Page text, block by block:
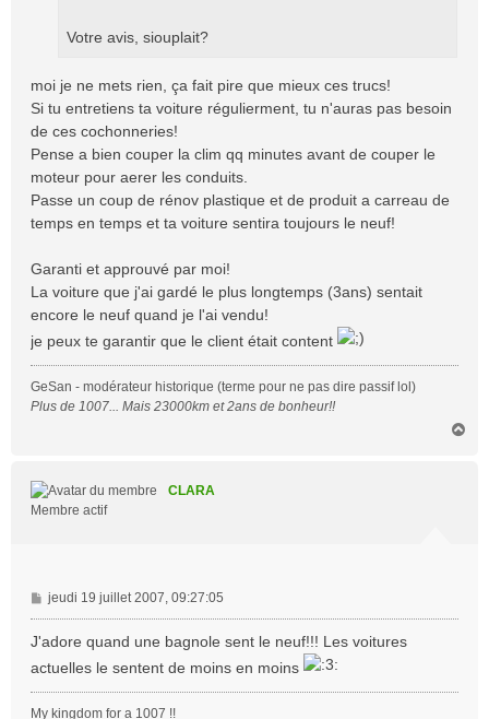
Votre avis, siouplait?
moi je ne mets rien, ça fait pire que mieux ces trucs!
Si tu entretiens ta voiture régulierment, tu n'auras pas besoin
de ces cochonneries!
Pense a bien couper la clim qq minutes avant de couper le
moteur pour aerer les conduits.
Passe un coup de rénov plastique et de produit a carreau de
temps en temps et ta voiture sentira toujours le neuf!
Garanti et approuvé par moi!
La voiture que j'ai gardé le plus longtemps (3ans) sentait
encore le neuf quand je l'ai vendu!
je peux te garantir que le client était content
GeSan - modérateur historique (terme pour ne pas dire passif lol)
Plus de 1007... Mais 23000km et 2ans de bonheur!!
CLARA
Membre actif
M
e
s
a
g
e
jeudi 19 juillet 2007, 09:27:05
J'adore quand une bagnole sent le neuf!!! Les voitures
actuelles le sentent de moins en moins
My kingdom for a 1007 !!